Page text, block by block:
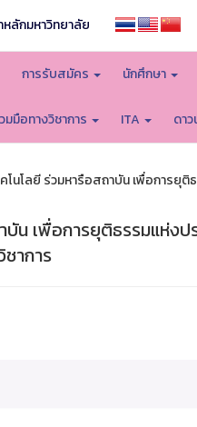
หลักมหาวิทยาลัย
การรับสมัคร นักศึกษา
มมือทางวิชาการ ITA ดา
นโลยี ร่วมหารือสถาบัน เพื่อการยุ
น เพื่อการยุติธรรมแห่ง
าการ